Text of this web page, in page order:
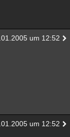
um 12:52
um 12:52